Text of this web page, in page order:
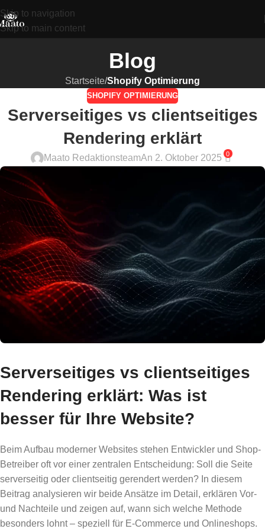
Skip to navigation
Skip to main content
Blog
Startseite/Shopify Optimierung
SHOPIFY OPTIMIERUNG
Serverseitiges vs clientseitiges
Rendering erklärt
Maato RedaktionsteamAn 2. Oktober 2025 0
Serverseitiges vs clientseitiges
Rendering erklärt: Was ist
besser für Ihre Website?
Beim Aufbau moderner Websites stehen Entwickler und Shop-
Betreiber oft vor einer zentralen Entscheidung: Soll die Seite
serverseitig oder clientseitig gerendert werden? In diesem
Beitrag analysieren wir beide Ansätze im Detail, erklären Vor-
und Nachteile und zeigen auf, wann sich welche Methode
besonders lohnt – speziell für E-Commerce und Onlineshops.